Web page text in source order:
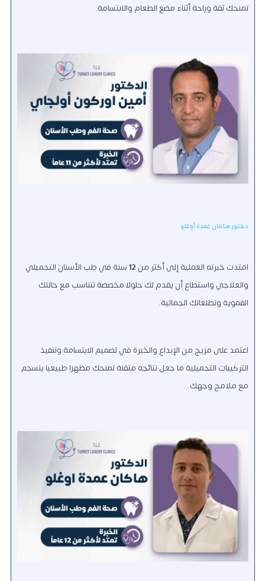
تمنحك ثقة وراحة أثناء مضغ الطعام والابتسامة.
دكتور هاكان عمدة أوغلو
امتدت خبرته العملية إلى أكثر من 12سنة في طب الأسنان التجميلي
والعلاجي واستطاع أن يقدم لك حلولا مخصصة تتناسب مع حالتك
الفموية وتطلعاتك الجمالية.
اعتمد على مزيج من الإبداع والخبرة في تصميم الابتسامة وتنفيذ
التركيبات التجميلية ما جعل نتائجه متقنة تمنحك مظهرا طبيعيا ينسجم
مع ملامح وجهك.